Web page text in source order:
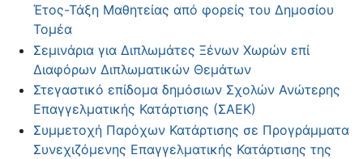
Έτος-Τάξη Μαθητείας από φορείς του Δημοσίου
Τομέα
Σεμινάρια για Διπλωμάτες Ξένων Χωρών επί
Διαφόρων Διπλωματικών Θεμάτων
Στεγαστικό επίδομα δημόσιων Σχολών Ανώτερης
Επαγγελματικής Κατάρτισης (ΣΑΕΚ)
Συμμετοχή Παρόχων Κατάρτισης σε Προγράμματα
Συνεχιζόμενης Επαγγελματικής Κατάρτισης της